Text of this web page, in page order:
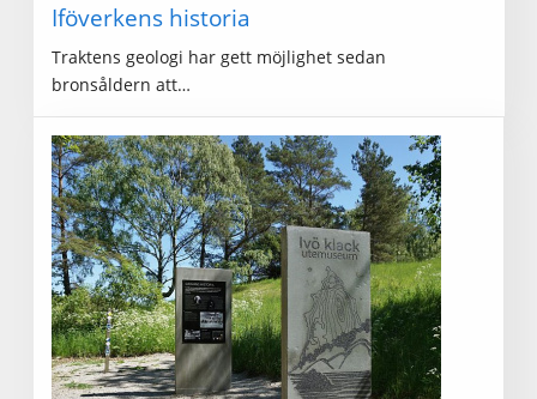
Iföverkens historia
Traktens geologi har gett möjlighet sedan
bronsåldern att…